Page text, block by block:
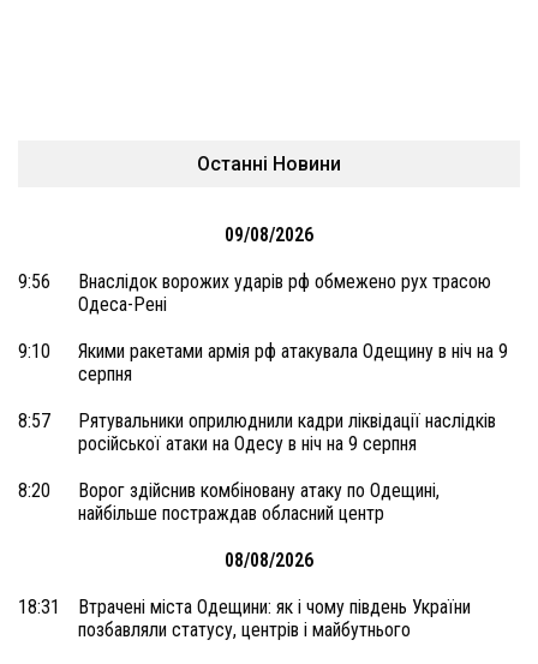
Останні Новини
09/08/2026
9:56
Внаслідок ворожих ударів рф обмежено рух трасою
Одеса-Рені
9:10
Якими ракетами армія рф атакувала Одещину в ніч на 9
серпня
8:57
Рятувальники оприлюднили кадри ліквідації наслідків
російської атаки на Одесу в ніч на 9 серпня
8:20
Ворог здійснив комбіновану атаку по Одещині,
найбільше постраждав обласний центр
08/08/2026
18:31
Втрачені міста Одещини: як і чому південь України
позбавляли статусу, центрів і майбутнього